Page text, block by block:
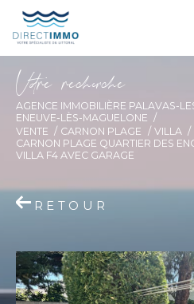
Vore recece
AGENCE IMMOBILIÈRE PALAVAS-
ENEUVE-LÈS-MAGUELONE
VENTE
CARNON PLAGE VILLA
CARNON PLAGE QUARTIER DES
VILLA F4 AVEC GARAGE
RETOUR